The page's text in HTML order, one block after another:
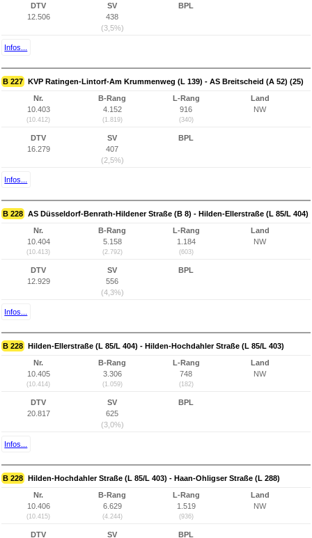
DTV
12.506
SV
438
(3,5%)
BPL
Infos...
B 227 KVP Ratingen-Lintorf-Am Krummenweg (L 139) - AS Breitscheid (A 52) (25)
Nr.
10.403
(10.412)
B-Rang
4.152
(1.819)
L-Rang
916
(340)
Land
NW
DTV
16.279
SV
407
(2,5%)
BPL
Infos...
B 228 AS Düsseldorf-Benrath-Hildener Straße (B 8) - Hilden-Ellerstraße (L 85/L 404)
Nr.
10.404
(10.413)
B-Rang
5.158
(2.792)
L-Rang
1.184
(603)
Land
NW
DTV
12.929
SV
556
(4,3%)
BPL
Infos...
B 228 Hilden-Ellerstraße (L 85/L 404) - Hilden-Hochdahler Straße (L 85/L 403)
Nr.
10.405
(10.414)
B-Rang
3.306
(1.059)
L-Rang
748
(182)
Land
NW
DTV
20.817
SV
625
(3,0%)
BPL
Infos...
B 228 Hilden-Hochdahler Straße (L 85/L 403) - Haan-Ohligser Straße (L 288)
Nr.
10.406
(10.415)
B-Rang
6.629
(4.244)
L-Rang
1.519
(936)
Land
NW
DTV
SV
BPL